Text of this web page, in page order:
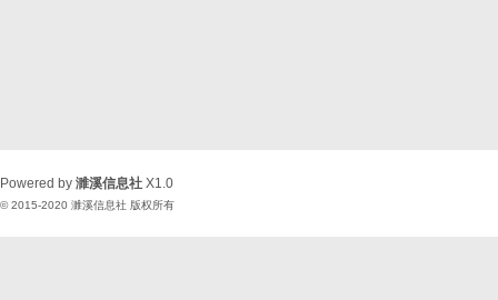
Powered by 濉溪信息社 X1.0
© 2015-2020 濉溪信息社 版权所有